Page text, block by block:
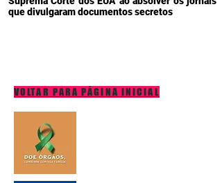
que divulgaram documentos secretos
VOLTAR PARA PÁGINA INICIAL